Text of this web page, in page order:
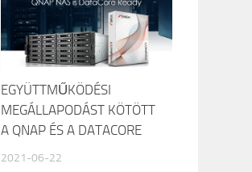
EGYÜTTMŰKÖDÉSI
MEGÁLLAPODÁST KÖTÖTT
A QNAP ÉS A DATACORE
2021-06-22